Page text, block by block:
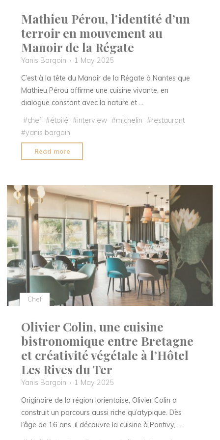
Mathieu Pérou, l’identité d’un
terroir en mouvement au
Manoir de la Régate
Yanis Bargoin
1 May 2025
C’est à la tête du Manoir de la Régate à Nantes que
Mathieu Pérou affirme une cuisine vivante, en
dialogue constant avec la nature et …
#chef #étoilé #interview #michelin #restaurant
#yanis bargoin
Read more
Pérou,
d’un
terroir
mouvement
au
Manoir
de
la
Régate"
Chef
Olivier Colin, une cuisine
bistronomique entre Bretagne
et créativité végétale à l’Hôtel
Les Rives du Ter
Yanis Bargoin
1 May 2025
Originaire de la région lorientaise, Olivier Colin a
construit un parcours aussi riche qu’atypique. Dès
l’âge de 16 ans, il découvre la cuisine à Pontivy, …